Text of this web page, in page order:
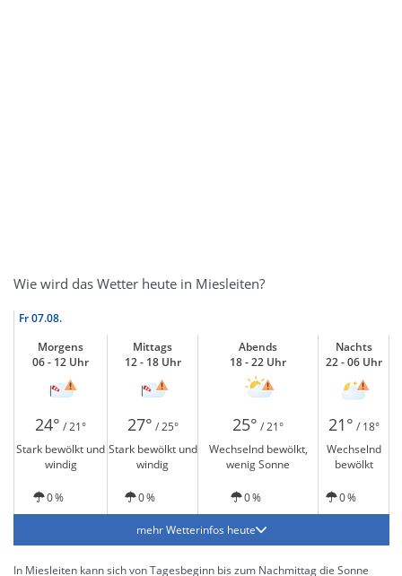
Wie wird das Wetter heute in Miesleiten?
Fr07.08.
Morgens
06 - 12 Uhr
Mittags
12 - 18 Uhr
Abends
18 - 22 Uhr
Nachts
22 - 06 Uhr
24° / 21° 27° / 25° 25° / 21° 21° / 18°
Stark bewölkt und
windig
Stark bewölkt und
windig
Wechselnd bewölkt,
wenig Sonne
Wechselnd
bewölkt
0 % 0 % 0 % 0 %
mehr Wetterinfos heute
In Miesleiten kann sich von Tagesbeginn bis zum Nachmittag die Sonne